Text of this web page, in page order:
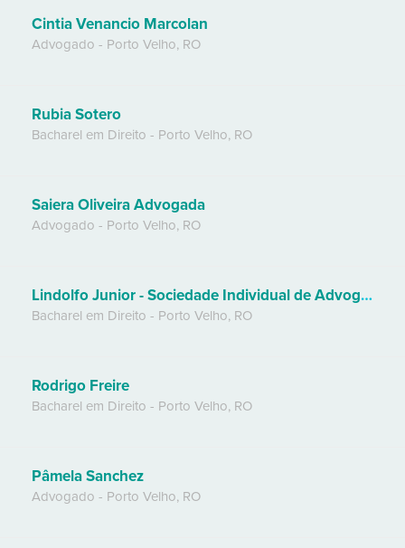
Cintia Venancio Marcolan
Advogado - Porto Velho, RO
Rubia Sotero
Bacharel em Direito - Porto Velho, RO
Saiera Oliveira Advogada
Advogado - Porto Velho, RO
Lindolfo Junior - Sociedade Individual de Advogado
Bacharel em Direito - Porto Velho, RO
Rodrigo Freire
Bacharel em Direito - Porto Velho, RO
Pâmela Sanchez
Advogado - Porto Velho, RO